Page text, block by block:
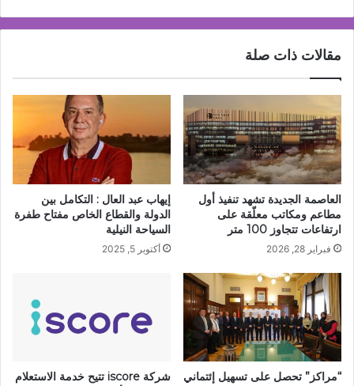
الحياة
مقالات ذات صلة
العاصمة الجديدة تشهد تنفيذ أول
مطاعم ومكاتب معلّقة على
ارتفاعات تتجاوز 100 متر
فبراير 28, 2026
إيهاب عبد العال : التكامل بين
الدولة والقطاع الخاص مفتاح طفرة
السياحة النيلية
أكتوبر 5, 2025
“مراكز” تحصل على تسهيل إئتماني
شركة iscore تتيح خدمة الاستعلام